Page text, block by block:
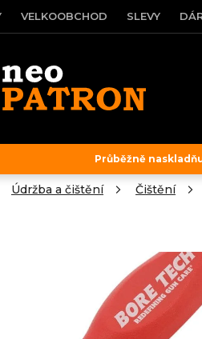
Průběžně
VELKOOBCHOD SLEVY
Údržba a čištění Čištění